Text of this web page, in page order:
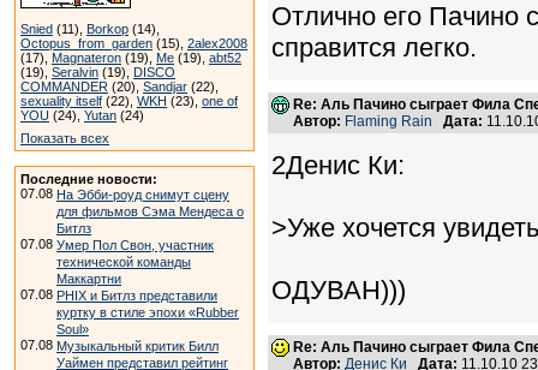
Snied (11), Borkop (14),
Octopus_from_garden (15), 2alex2008
(17), Magnateron (19), Me (19), abt52
(19), Seralvin (19), DISCO
COMMANDER (20), Sandjar (22),
sexuality itself (22), WKH (23), one of
YOU (24), Yutan (24)
Показать всех
Последние новости:
07.08 На Эбби-роуд снимут сцену
для фильмов Сэма Мендеса о
Битлз
07.08 Умер Пол Свон, участник
технической команды
Маккартни
07.08 PHIX и Битлз представили
куртку в стиле эпохи «Rubber
Soul»
07.08 Музыкальный критик Билл
Уаймен представил рейтинг
Отлично его Пачино
справится легко.
Re: Аль Пачино сыграет Фила
Автор: Flaming Rain Дата:
2Денис Ки:
>Уже хочется
ОДУВАН)))
Re: Аль Пачино сыграет Фила
Автор: Денис Ки Дата: 11.10.10